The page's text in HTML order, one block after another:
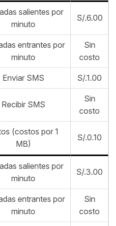
salientes por
minuto
S/.6.00
entrantes por
minuto
Sin
costo
Enviar SMS S/.1.00
Recibir SMS
Sin
costo
(costos por 1
MB)
S/.0.10
salientes por
minuto
S/.3.00
entrantes por
minuto
Sin
costo